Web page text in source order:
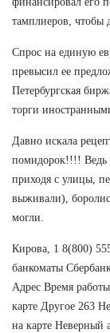
тамплиеров, чтобы
Спрос на единую
превысил ее
Петербургская
торги
Давно искала
помидорок!!!! Ведь
приходя с улицы,
выживали),
могли.
Кирова, 1 8(800)
банкоматы
Адрес Время
карте Другое 263
на карте Неверный